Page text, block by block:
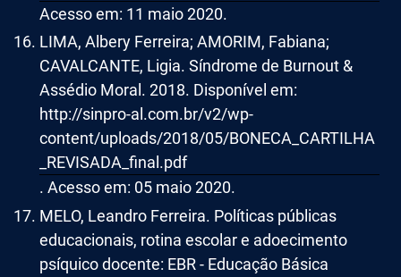
Acesso em: 11 maio 2020.
LIMA, Albery Ferreira; AMORIM, Fabiana;
CAVALCANTE, Ligia. Síndrome de Burnout &
Assédio Moral. 2018. Disponível em:
http://sinpro-al.com.br/v2/wp-
content/uploads/2018/05/BONECA_CARTILHA
_REVISADA_final.pdf
. Acesso em: 05 maio 2020.
MELO, Leandro Ferreira. Políticas públicas
educacionais, rotina escolar e adoecimento
psíquico docente: EBR - Educação Básica